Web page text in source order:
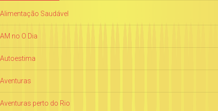
Alimentação Saudável
AM no O Dia
Autoestima
Aventuras
Aventuras perto do Rio